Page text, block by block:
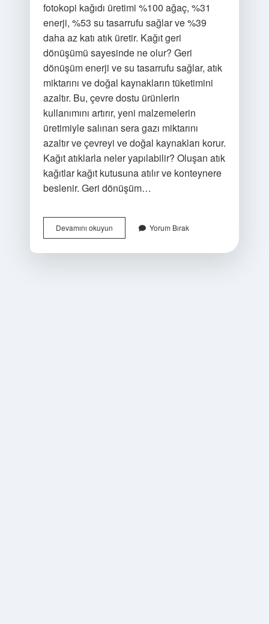
fotokopi kağıdı üretimi %100 ağaç, %31
enerji, %53 su tasarrufu sağlar ve %39
daha az katı atık üretir. Kağıt geri
dönüşümü sayesinde ne olur? Geri
dönüşüm enerji ve su tasarrufu sağlar, atık
miktarını ve doğal kaynakların tüketimini
azaltır. Bu, çevre dostu ürünlerin
kullanımını artırır, yeni malzemelerin
üretimiyle salınan sera gazı miktarını
azaltır ve çevreyi ve doğal kaynakları korur.
Kağıt atıklarla neler yapılabilir? Oluşan atık
kağıtlar kağıt kutusuna atılır ve konteynere
beslenir. Geri dönüşüm…
Devamını okuyunKağıt
Geri
Yorum Bırak